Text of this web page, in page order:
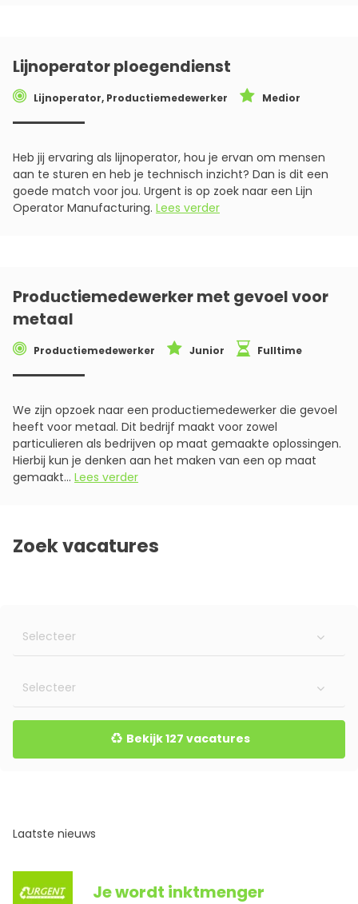
Lijnoperator ploegendienst
Lijnoperator, Productiemedewerker Medior
Heb jij ervaring als lijnoperator, hou je ervan om mensen
aan te sturen en heb je technisch inzicht? Dan is dit een
goede match voor jou. Urgent is op zoek naar een Lijn
Operator Manufacturing. Lees verder
Productiemedewerker met gevoel voor
metaal
Productiemedewerker Junior Fulltime
We zijn opzoek naar een productiemedewerker die gevoel
heeft voor metaal. Dit bedrijf maakt voor zowel
particulieren als bedrijven op maat gemaakte oplossingen.
Hierbij kun je denken aan het maken van een op maat
gemaakt... Lees verder
Zoek vacatures
Bekijk 127 vacatures
Laatste nieuws
Je wordt inktmenger